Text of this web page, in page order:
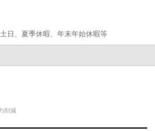
日、夏季休暇、年末年始休暇等
削減